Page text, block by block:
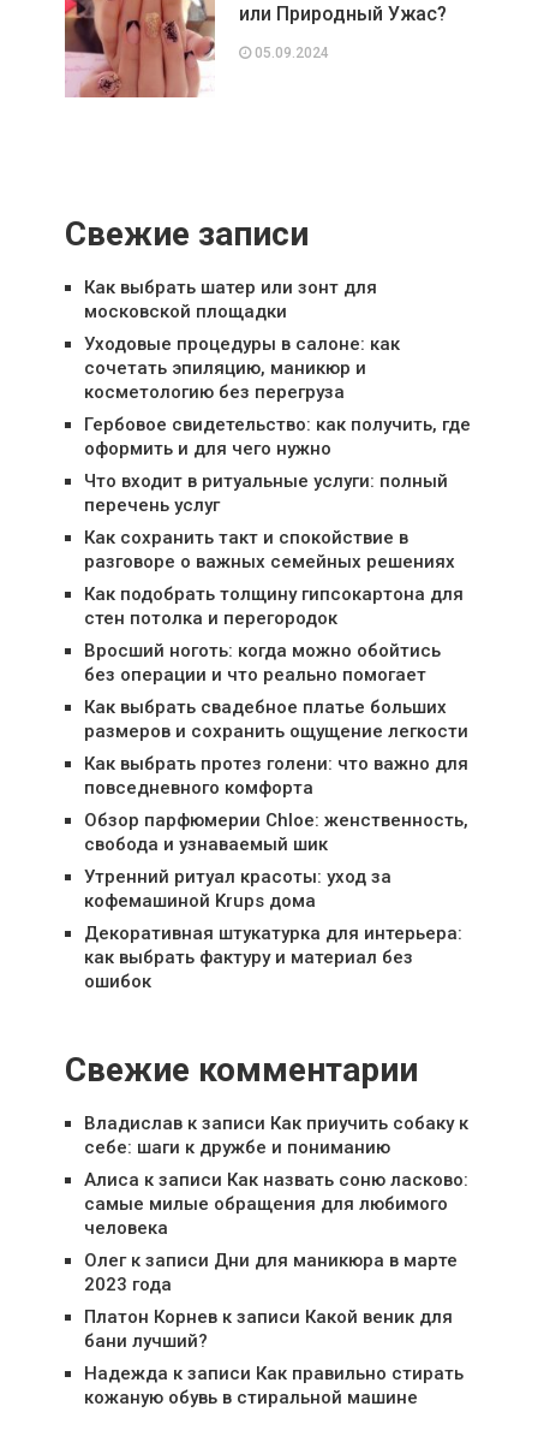
или Природный Ужас?
05.09.2024
Свежие записи
Как выбрать шатер или зонт для
московской площадки
Уходовые процедуры в салоне: как
сочетать эпиляцию, маникюр и
косметологию без перегруза
Гербовое свидетельство: как получить, где
оформить и для чего нужно
Что входит в ритуальные услуги: полный
перечень услуг
Как сохранить такт и спокойствие в
разговоре о важных семейных решениях
Как подобрать толщину гипсокартона для
стен потолка и перегородок
Вросший ноготь: когда можно обойтись
без операции и что реально помогает
Как выбрать свадебное платье больших
размеров и сохранить ощущение легкости
Как выбрать протез голени: что важно для
повседневного комфорта
Обзор парфюмерии Chloe: женственность,
свобода и узнаваемый шик
Утренний ритуал красоты: уход за
кофемашиной Krups дома
Декоративная штукатурка для интерьера:
как выбрать фактуру и материал без
ошибок
Свежие комментарии
Владиславк записи Как приучить собаку к
себе: шаги к дружбе и пониманию
Алиса к записи Как назвать соню ласково:
самые милые обращения для любимого
человека
Олегк записи Дни для маникюра в марте
2023 года
Платон Корневк записи Какой веник для
бани лучший?
Надежда к записи Как правильно стирать
кожаную обувь в стиральной машине